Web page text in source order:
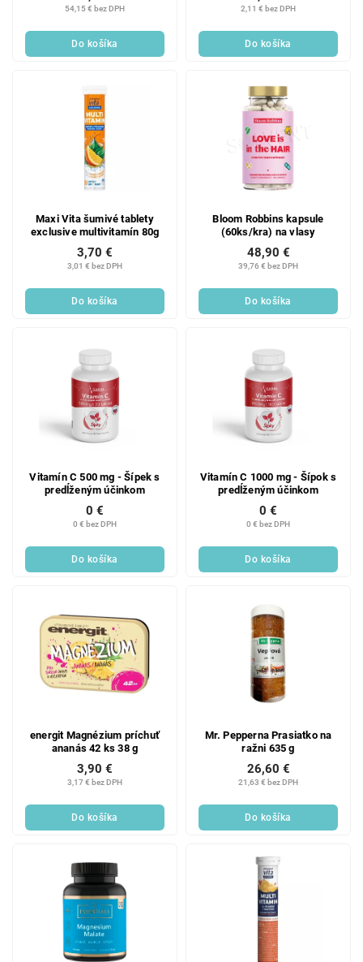
54,15 € bez DPH
Do košíka
2,11 € bez DPH
Do košíka
Maxi Vita šumivé tablety
exclusive multivitamín 80g
3,01 € bez DPH
3,70 €
Do košíka
Bloom Robbins kapsule
(60ks/kra) na vlasy
39,76 € bez DPH
48,90 €
Do košíka
Vitamín C 500 mg - Šípek s
predĺženým účinkom
0 € bez DPH
0 €
Do košíka
Vitamín C 1000 mg - Šípok s
predĺženým účinkom
0 € bez DPH
0 €
Do košíka
energit Magnézium príchuť
ananás 42 ks 38 g
3,17 € bez DPH
3,90 €
Do košíka
Mr. Pepperna Prasiatko na
ražni 635 g
21,63 € bez DPH
26,60 €
Do košíka